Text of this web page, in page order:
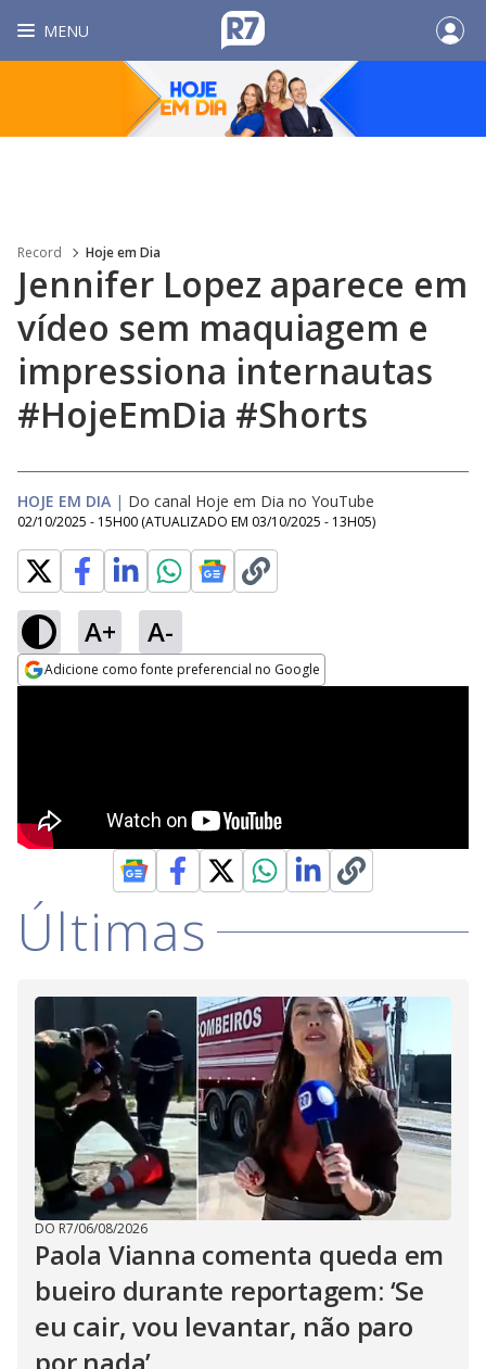
MENU
Record Hoje em Dia
Jennifer Lopez aparece em
vídeo sem maquiagem e
impressiona internautas
#HojeEmDia #Shorts
HOJE EM DIA | Do canal Hoje em Dia no YouTube
02/10/2025 - 15H00 (ATUALIZADO EM 03/10/2025 - 13H05)
A+ A-
Adicione como fonte preferencial no Google
Últimas
DO R7/06/08/2026
Paola Vianna comenta queda em
bueiro durante reportagem: ‘Se
eu cair, vou levantar, não paro